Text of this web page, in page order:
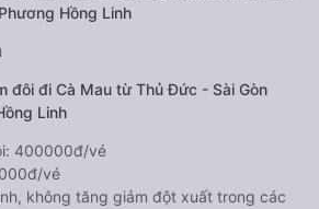
Hồng Linh
đôi đi Cà Mau từ Thủ Đức - Sài Gòn
Linh
400000đ/vé
vé
không tăng giảm đột xuất trong các